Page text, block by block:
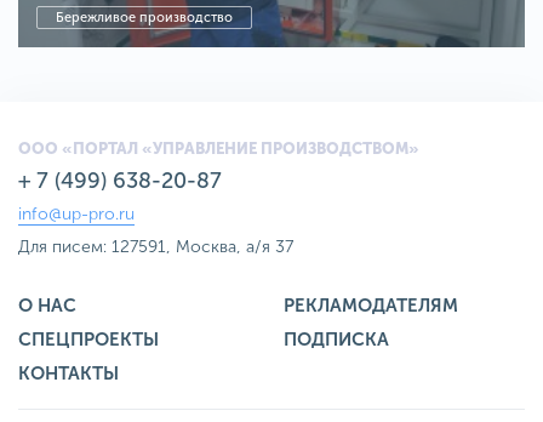
Бережливое производство
ООО «ПОРТАЛ «УПРАВЛЕНИЕ ПРОИЗВОДСТВОМ»
+ 7 (499) 638-20-87
info@up-pro.ru
Для писем: 127591, Москва, а/я 37
О НАС
РЕКЛАМОДАТЕЛЯМ
СПЕЦПРОЕКТЫ
ПОДПИСКА
КОНТАКТЫ